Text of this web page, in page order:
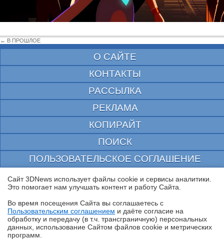
← В ПРОШЛОЕ
О САЙТЕ
КОНТАКТЫ
РАССЫЛКА
РЕКЛАМА
КОПИРАЙТ
ПОИСК
ПОЛЬЗОВАТЕЛЬСКОЕ СОГЛАШЕНИЕ
ЗАЩИЩЕНО CURATOR
© 1997—2026 Электронное периодическое издание "3ДНьюс" | Свидетельство о
выдано Федеральной Службой по надзору за соблюдением законодательства в сфере
массовых коммуникаций и охране культурного наследия
При цитировании документа ссылка на сайт с указанием автора обязательна. Полное
заимствование документа является нарушением
российского и международного законодательства и возможно только с согласия
Сайт 3DNews использует файлы cookie и сервисы аналитики.
Это помогает нам улучшать контент и работу Cайта.
Во время посещения Cайта вы соглашаетесь с
Пользовательским соглашением и даёте согласие на
обработку и передачу (в т.ч. трансграничную) персональных
данных, использование Cайтом файлов cookie и метрических
программ.